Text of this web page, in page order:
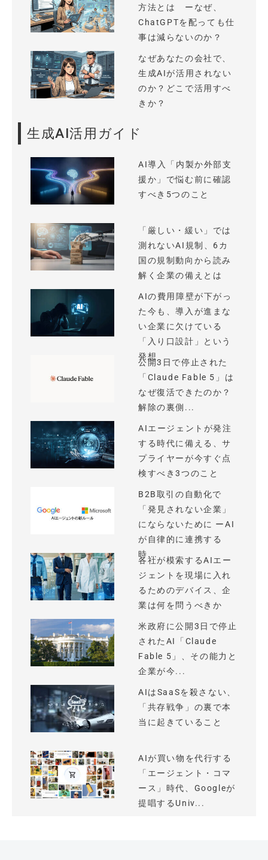
方法とは ーなぜ、
ChatGPTを配っても仕
事は減らないのか？
なぜあなたの会社で、
生成AIが活用されない
のか？どこで活用すべ
きか？
生成AI活用ガイド
AI導入「内製か外部支
援か」で悩む前に確認
すべき5つのこと
「厳しい・緩い」では
測れないAI規制、6カ
国の規制動向から読み
解く企業の備えとは
AIの費用障壁が下がっ
た今も、導入が進まな
い企業に欠けている
「入り口設計」という
発想
公開3日で停止された
「Claude Fable 5」は
なぜ復活できたのか？
解除の裏側...
AIエージェントが発注
する時代に備える、サ
プライヤーが今すぐ点
検すべき3つのこと
B2B取引の自動化で
「発見されない企業」
にならないために ーAI
が自律的に連携する
時...
各社が模索するAIエー
ジェントを現場に入れ
るためのデバイス、企
業は何を問うべきか
米政府に公開3日で停止
されたAI「Claude
Fable 5」、その能力と
企業が今...
AIはSaaSを殺さない、
「共存戦争」の裏で本
当に起きていること
AIが買い物を代行する
「エージェント・コマ
ース」時代、Googleが
提唱するUniv...